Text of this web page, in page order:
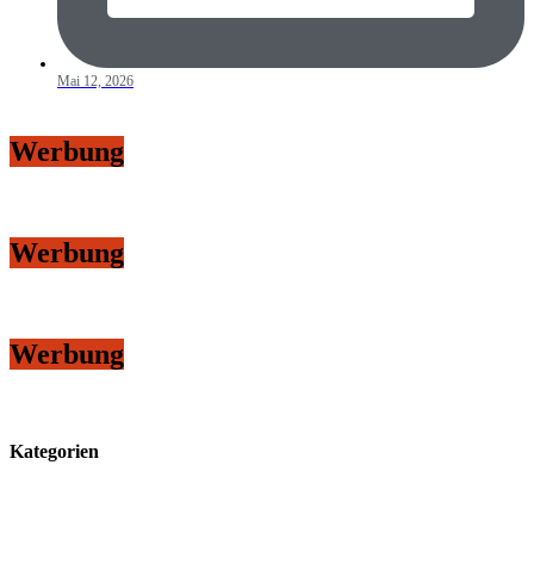
Mai 12, 2026
Werbung
Werbung
Werbung
Kategorien